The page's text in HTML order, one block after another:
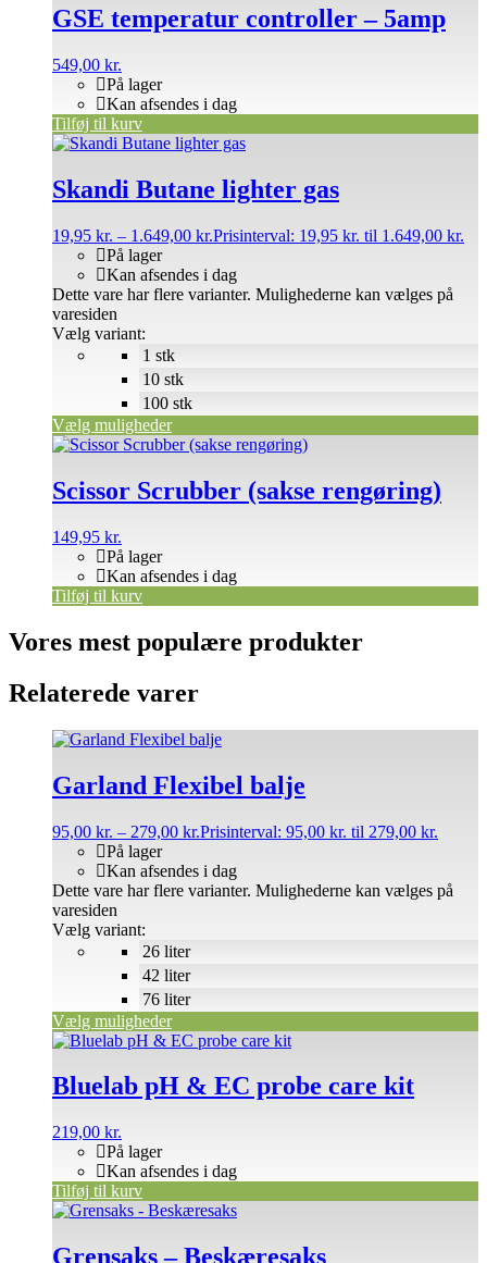
GSE temperatur controller – 5amp
549,00 kr.
På lager
Kan afsendes i dag
Tilføj til kurv
Skandi Butane lighter gas
19,95 kr. – 1.649,00 kr.Prisinterval: 19,95 kr. til 1.649,00 kr.
På lager
Kan afsendes i dag
Vælg variant:
Vælg muligheder
Dette vare har flere varianter. Mulighederne kan vælges på
varesiden
1 stk
10 stk
100 stk
Scissor Scrubber (sakse rengøring)
149,95 kr.
På lager
Kan afsendes i dag
Tilføj til kurv
Vores mest populære produkter
Relaterede varer
Garland Flexibel balje
95,00 kr. – 279,00 kr.Prisinterval: 95,00 kr. til 279,00 kr.
På lager
Kan afsendes i dag
Vælg variant:
Vælg muligheder
Dette vare har flere varianter. Mulighederne kan vælges på
varesiden
26 liter
42 liter
76 liter
Bluelab pH & EC probe care kit
219,00 kr.
På lager
Kan afsendes i dag
Tilføj til kurv
Grensaks – Beskæresaks